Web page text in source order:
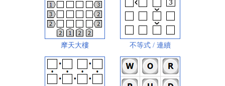
摩天大樓 不等式 / 連續